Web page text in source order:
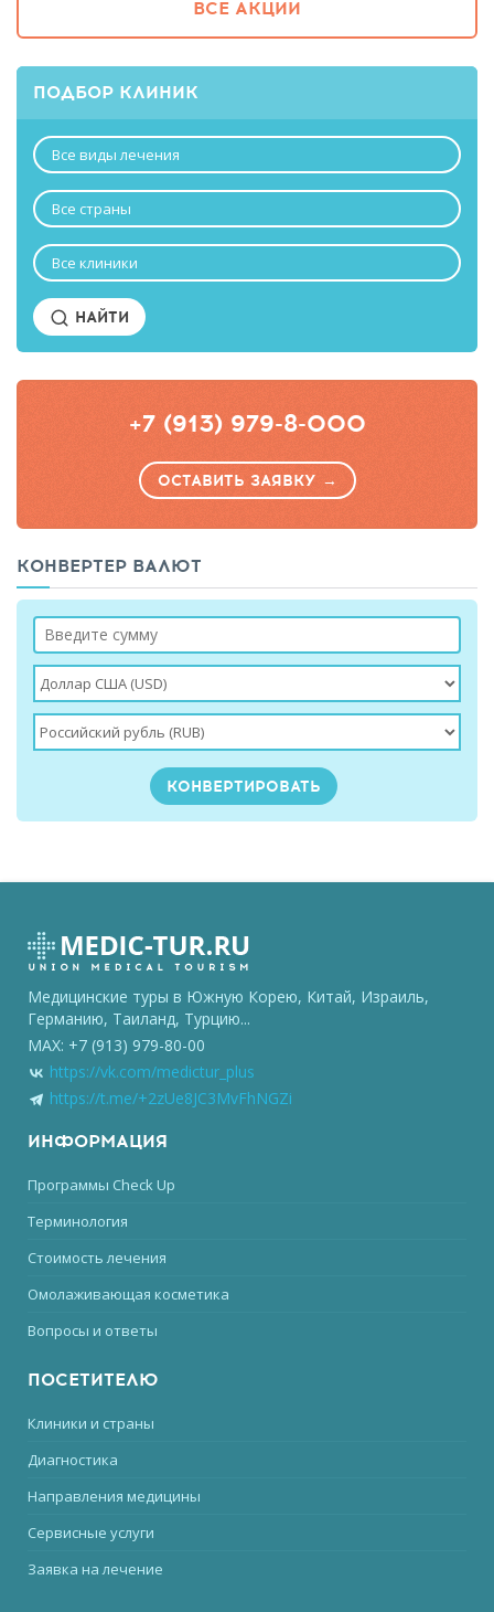
ВСЕ АКЦИИ
ПОДБОР КЛИНИК
Все виды лечения
Все страны
Все клиники
НАЙТИ
+7 (913) 979-8-000
ОСТАВИТЬ ЗАЯВКУ →
КОНВЕРТЕР ВАЛЮТ
Медицинские туры в Южную Корею, Китай, Израиль,
Германию, Таиланд, Турцию...
MAX: +7 (913) 979-80-00
https://vk.com/medictur_plus
https://t.me/+2zUe8JC3MvFhNGZi
ИНФОРМАЦИЯ
Программы Check Up
Терминология
Стоимость лечения
Омолаживающая косметика
Вопросы и ответы
ПОСЕТИТЕЛЮ
Клиники и страны
Диагностика
Направления медицины
Сервисные услуги
Заявка на лечение